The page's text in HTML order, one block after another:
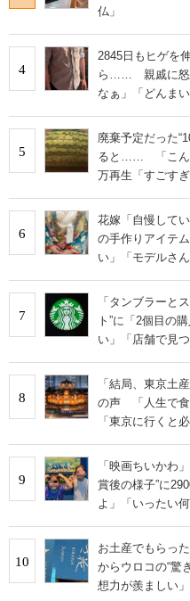
仏」
4
2845日もヒゲを
ら…… 親戚に怒
なぁ」「どんまい
5
廃棄予定だった
ると…… 「こん
万再生「すごすぎ
6
花嫁「自慢して
の手作りアイテ
い」「モデルさん
7
「タンブラーと
ト”に「2個目の
い」「店舗で見
8
「結局、東京土
の声 「人生で食
「東京に行くと
9
「映画ちいかわ
賞後の様子”に
よ」「いったい何
10
お土産でもらっ
からウロコの“驚
想力が羨ましい」